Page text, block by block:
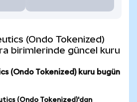
(Ondo Tokenized)
birimlerinde güncel kuru
(Ondo Tokenized) kuru bugün
(Ondo Tokenized)'dan